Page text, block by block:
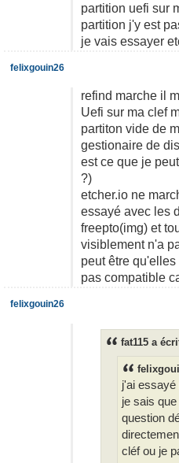
partition uefi sur
partition j'y est
je vais essayer
refind marche il
Uefi sur ma clef
partiton vide de
gestionaire de
est ce que je
?)
etcher.io ne
essayé avec les
freepto(img) et
visiblement n'a
peut être
pas compatible
felixgouin26
fat115 a
j'ai
je sais
question
cléf ou je
felixgouin26